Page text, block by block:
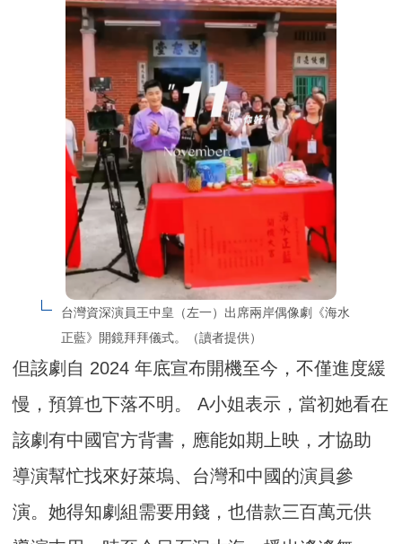
台灣資深演員王中皇（左一）出席兩岸偶像劇《海水
正藍》開鏡拜拜儀式。（讀者提供）
但該劇自 2024 年底宣布開機至今，不僅進度緩
慢，預算也下落不明。 A小姐表示，當初她看在
該劇有中國官方背書，應能如期上映，才協助
導演幫忙找來好萊塢、台灣和中國的演員參
演。她得知劇組需要用錢，也借款三百萬元供